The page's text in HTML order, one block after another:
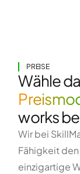
PREISE
Wähle
works
Wir bei
Fähigkeit
einzigartige